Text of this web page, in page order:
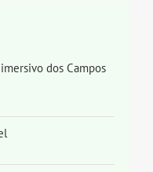
dos Campos